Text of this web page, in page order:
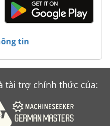
tin
tài trợ chính thức của: